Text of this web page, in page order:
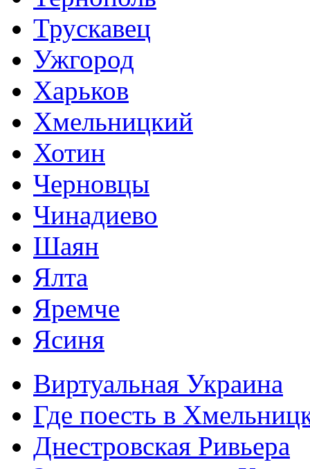
Трускавец
Ужгород
Харьков
Хмельницкий
Хотин
Черновцы
Чинадиево
Шаян
Ялта
Яремче
Ясиня
Виртуальная Украина
Где поесть в
Днестровская Ривьера